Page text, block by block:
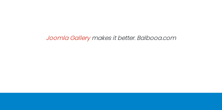
Joomla Gallerymakes it better. Balbooa.com